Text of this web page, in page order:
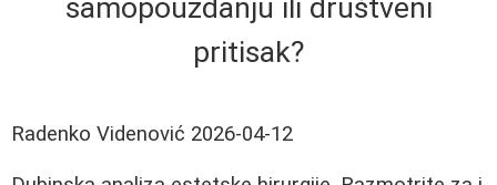
samopouzdanju ili društveni
pritisak?
Radenko Videnović 2026-04-12